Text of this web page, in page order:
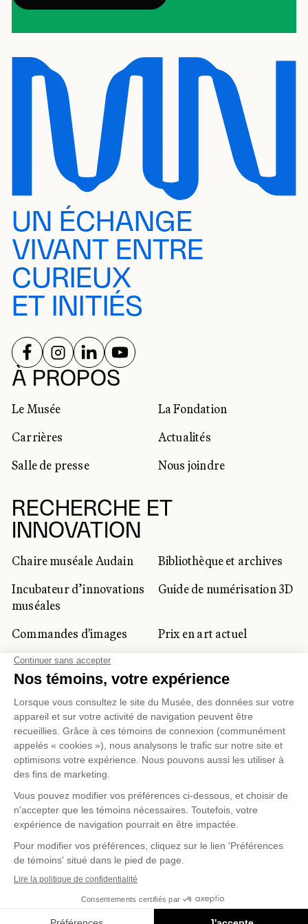
UN ÉCHANGE
VIVANT ENTRE
CURIEUX
ET INITIÉS
À PROPOS
Le Musée
La Fondation
Carrières
Actualités
Salle de presse
Nous joindre
RECHERCHE ET
INNOVATION
Chaire muséale Audain
Bibliothèque et archives
Incubateur d’innovations
muséales
Guide de numérisation 3D
Commandes d'images
Prix en art actuel
Prix Lynne-Cohen
CLIENTÈLE CORPORATIVE
ET PRIVÉE
Location d'espaces
Activités corporatives
professionnels du
tourisme
RÉSEAUX SOCIAUX
SUIVEZ-NOUS SUR
SUIVEZ-NOUS SUR
SUIVEZ-NOUS SUR
SUIVEZ-NOUS SUR
Gestion des témoinsPolitique de confidentialité
Conditions d'utilisation Politique d'achat en ligne
© 2026 MUSÉE NATIONAL DES BEAUX-ARTS DU
QUÉBEC